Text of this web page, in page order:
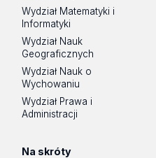
Wydział Matematyki i
Informatyki
Wydział Nauk
Geograficznych
Wydział Nauk o
Wychowaniu
Wydział Prawa i
Administracji
Na skróty